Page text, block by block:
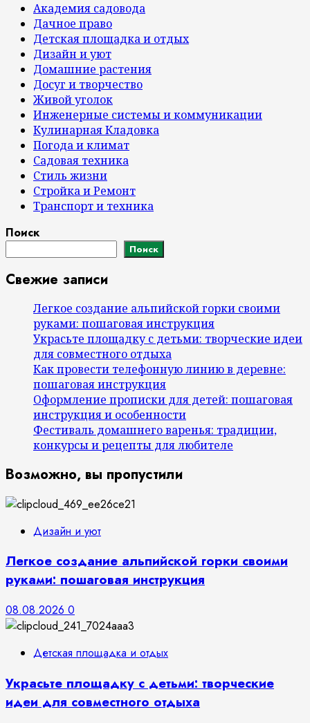
Академия садовода
Дачное право
Детская площадка и отдых
Дизайн и уют
Домашние растения
Досуг и творчество
Живой уголок
Инженерные системы и коммуникации
Кулинарная Кладовка
Погода и климат
Садовая техника
Стиль жизни
Стройка и Ремонт
Транспорт и техника
Поиск
Поиск
Свежие записи
Легкое создание альпийской горки своими
руками: пошаговая инструкция
Украсьте площадку с детьми: творческие идеи
для совместного отдыха
Как провести телефонную линию в деревне:
пошаговая инструкция
Оформление прописки для детей: пошаговая
инструкция и особенности
Фестиваль домашнего варенья: традиции,
конкурсы и рецепты для любителе
Возможно, вы пропустили
Дизайн и уют
Легкое создание альпийской горки своими
руками: пошаговая инструкция
08.08.2026 0
Детская площадка и отдых
Украсьте площадку с детьми: творческие
идеи для совместного отдыха